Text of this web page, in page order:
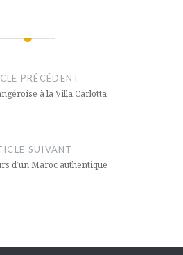
PRÉCÉDENT
à la Villa Carlotta
SUIVANT
d’un Maroc authentique